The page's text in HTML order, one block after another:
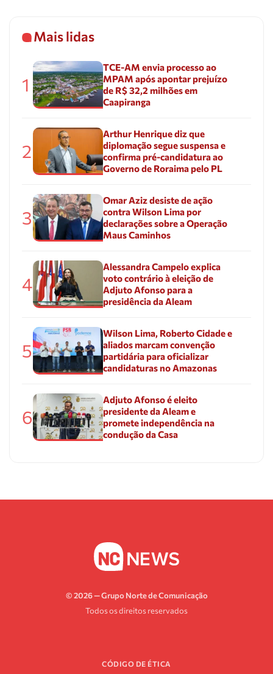
Mais lidas
1
TCE-AM envia processo ao
MPAM após apontar prejuízo
de R$ 32,2 milhões em
Caapiranga
2
Arthur Henrique diz que
diplomação segue suspensa e
confirma pré-candidatura ao
Governo de Roraima pelo PL
3
Omar Aziz desiste de ação
contra Wilson Lima por
declarações sobre a Operação
Maus Caminhos
4
Alessandra Campelo explica
voto contrário à eleição de
Adjuto Afonso para a
presidência da Aleam
5
Wilson Lima, Roberto Cidade e
aliados marcam convenção
partidária para oficializar
candidaturas no Amazonas
6
Adjuto Afonso é eleito
presidente da Aleam e
promete independência na
condução da Casa
© 2026 — Grupo Norte de Comunicação
Todos os direitos reservados
CÓDIGO DE ÉTICA